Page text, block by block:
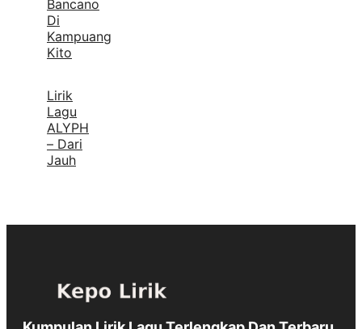
Bancano
Di
Kampuang
Kito
Lirik
Lagu
ALYPH
– Dari
Jauh